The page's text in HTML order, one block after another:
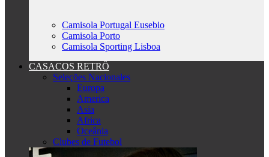
Camisola Portugal Eusebio
Camisola Porto
Camisola Sporting Lisboa
CASACOS RETRÔ
Seleções Nacionales
Europa
America
Asia
Africa
Oceânia
Clubes de Futebol